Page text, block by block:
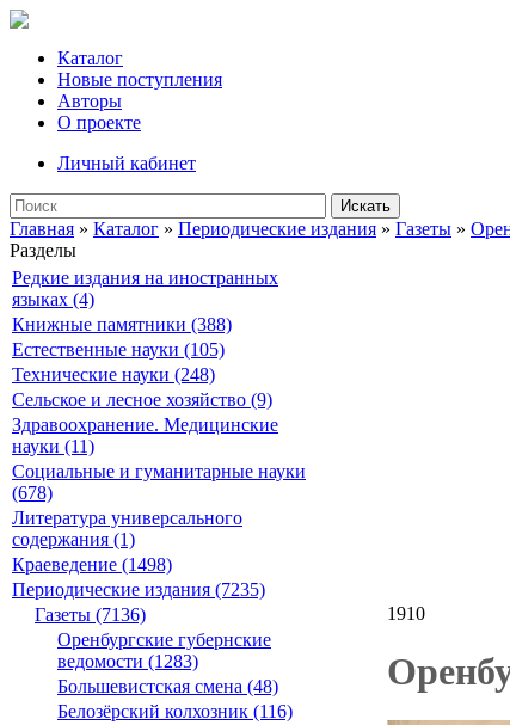
Каталог
Новые поступления
Авторы
О проекте
Личный кабинет
Искать
Главная » Каталог » Периодические издания » Газеты »
Разделы
Редкие издания на иностранных
языках (4)
Книжные памятники (388)
Естественные науки (105)
Технические науки (248)
Сельское и лесное хозяйство (9)
Здравоохранение. Медицинские
науки (11)
Социальные и гуманитарные науки
(678)
Литература универсального
содержания (1)
Краеведение (1498)
Периодические издания (7235)
Газеты (7136)
Оренбургские губернские
ведомости (1283)
Большевистская смена (48)
Белозёрский колхозник (116)
1910